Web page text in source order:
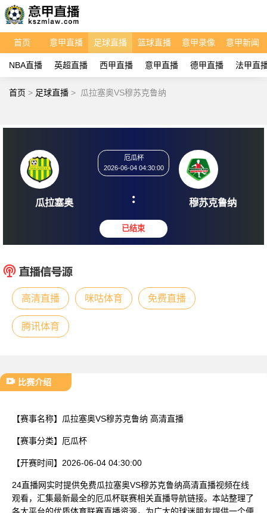
首页 意甲直播 足球直播 篮球直播 意甲录像 意甲新闻
NBA直播 英超直播 西甲直播 意甲直播 德甲直播 法甲直
首页 > 足球直播 > 瓜拉塞奥VS穆苏克鲁纳
瓜拉塞奥
2026-06-04 04:30:00
: 穆苏
高清直播 咪咕体育 免费直播
腾讯体育
比赛介绍
【赛事名称】 瓜拉塞奥VS穆苏克鲁纳 高清直播
【赛事分类】 厄瓜杯
【开赛时间】 2026-06-04 04:30:00
24直播网实时提供免费瓜拉塞奥VS穆苏克鲁纳高清直播视频在线
观看，汇集最新最全的厄瓜杯联赛相关直播导航链接。本站整理了
各大平台的优质体育联赛直播资源，为广大的球迷朋友提供一个便